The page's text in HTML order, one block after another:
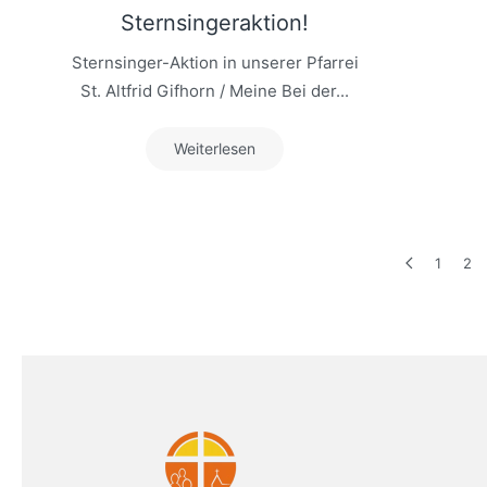
Sternsingeraktion!
Sternsinger-Aktion in unserer Pfarrei
St. Altfrid Gifhorn / Meine Bei der...
Weiterlesen
1 2